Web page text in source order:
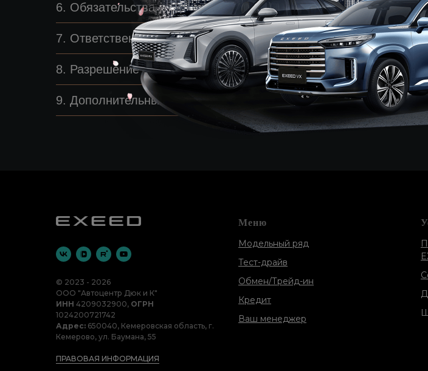
6. Обязательства сторон
7. Ответственность сторон
8. Разрешение споров
9. Дополнительные условия
© 2023 - 2026
ООО "Автоцентр Дюк и К"
ИНН 4209032900, ОГРН
1024200721742
Адрес: 650040, Кемеровская область, г.
Кемерово, ул. Баумана, 55
ПРАВОВАЯ ИНФОРМАЦИЯ
Меню
Модельный ряд
Тест-драйв
Обмен/Трейд-ин
Кредит
Ваш менеджер